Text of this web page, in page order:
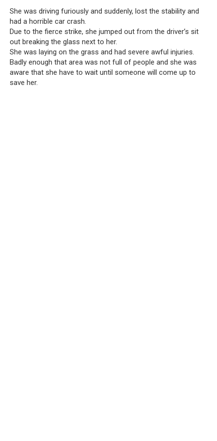
She was driving furiously and suddenly, lost the stability and
had a horrible car crash.
Due to the fierce strike, she jumped out from the driver’s sit
out breaking the glass next to her.
She was laying on the grass and had severe awful injuries.
Badly enough that area was not full of people and she was
aware that she have to wait until someone will come up to
save her.